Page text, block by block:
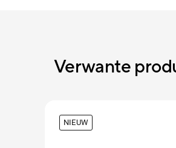
Verwante
NIEUW